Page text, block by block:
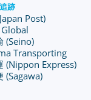
跡
Post)
(Seino)
Transporting
(Nippon Express)
(Sagawa)